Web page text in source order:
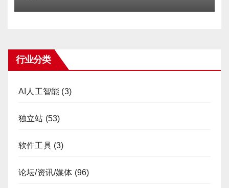
行业分类
AI人工智能 (3)
独立站 (53)
软件工具(3)
论坛/资讯/媒体 (96)